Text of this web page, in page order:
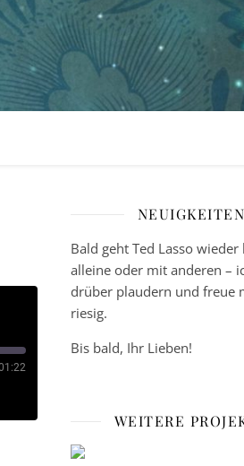
NEUIGKEITEN
Bald geht Ted Lasso wieder
alleine oder mit anderen –
drüber plaudern und freue
riesig.
Bis bald, Ihr Lieben!
WEITERE